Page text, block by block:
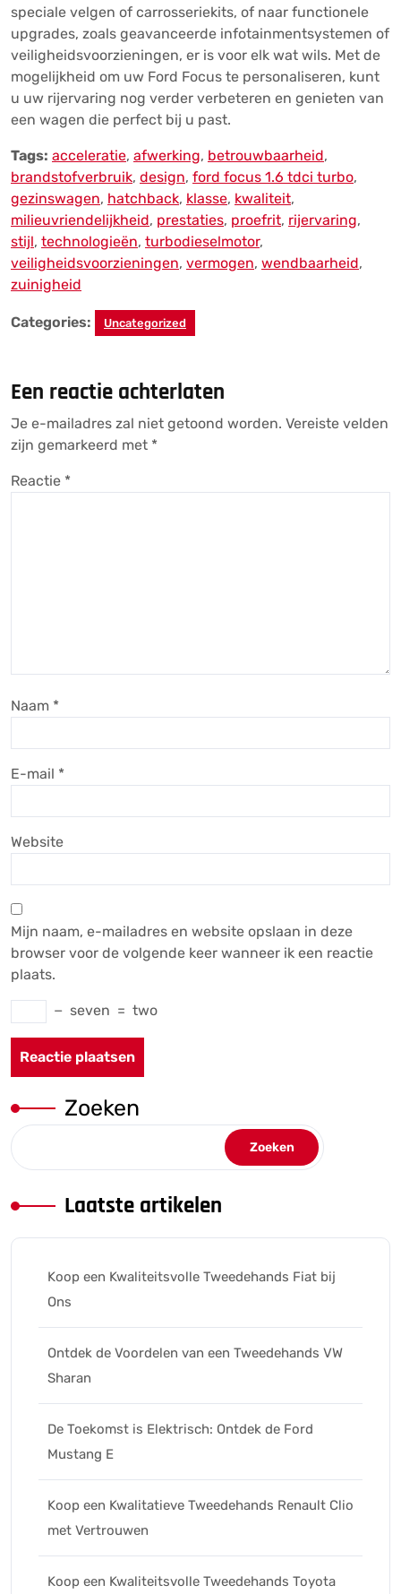
speciale velgen of carrosseriekits, of naar functionele
upgrades, zoals geavanceerde infotainmentsystemen of
veiligheidsvoorzieningen, er is voor elk wat wils. Met de
mogelijkheid om uw Ford Focus te personaliseren, kunt
u uw rijervaring nog verder verbeteren en genieten van
een wagen die perfect bij u past.
Tags: acceleratie, afwerking, betrouwbaarheid,
brandstofverbruik, design, ford focus 1.6 tdci turbo,
gezinswagen, hatchback, klasse, kwaliteit,
milieuvriendelijkheid, prestaties, proefrit, rijervaring,
stijl, technologieën, turbodieselmotor,
veiligheidsvoorzieningen, vermogen, wendbaarheid,
zuinigheid
Categories: Uncategorized
Een reactie achterlaten
Je e-mailadres zal niet getoond worden. Vereiste velden
zijn gemarkeerd met *
Reactie *
Naam *
E-mail *
Website
Mijn naam, e-mailadres en website opslaan in deze
browser voor de volgende keer wanneer ik een reactie
plaats.
− seven = two
Zoeken
Zoeken
Laatste artikelen
Koop een Kwaliteitsvolle Tweedehands Fiat bij
Ons
Ontdek de Voordelen van een Tweedehands VW
Sharan
De Toekomst is Elektrisch: Ontdek de Ford
Mustang E
Koop een Kwalitatieve Tweedehands Renault Clio
met Vertrouwen
Koop een Kwaliteitsvolle Tweedehands Toyota